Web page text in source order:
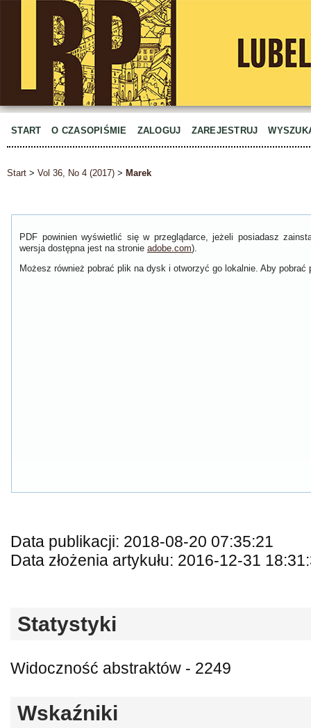
START O CZASOPIŚMIE ZALOGUJ ZAREJESTRUJ
Start > Vol 36, No 4 (2017) > Marek
PDF powinien wyświetlić się w przeglądarce, jeżeli posiadasz
wersja dostępna jest na stronie adobe.com).
Możesz również pobrać plik na dysk i otworzyć go lokalnie. Aby
Data publikacji: 2018-08-20 07:35:21
Data złożenia artykułu: 2016-12-31
Statystyki
Widoczność abstraktów - 2249
Wskaźniki